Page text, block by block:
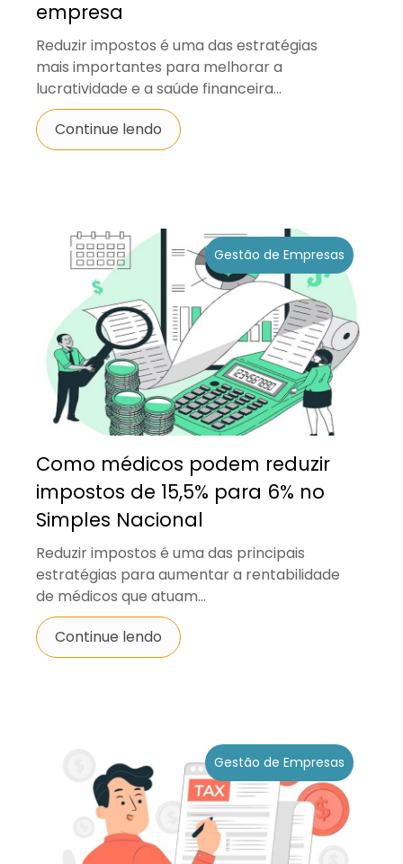
empresa
Reduzir impostos é uma das estratégias
mais importantes para melhorar a
lucratividade e a saúde financeira...
Continue lendo
Gestão de Empresas
Como médicos podem reduzir
impostos de 15,5% para 6% no
Simples Nacional
Reduzir impostos é uma das principais
estratégias para aumentar a rentabilidade
de médicos que atuam...
Continue lendo
Gestão de Empresas